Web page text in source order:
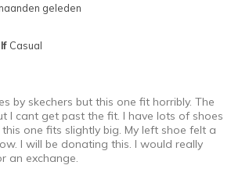
Feels true to size
geleden
Casual
by skechers but this one fit horribly. The
I cant get past the fit. I have lots of shoes
this one fits slightly big. My left shoe felt a
I will be donating this. I would really
an exchange.